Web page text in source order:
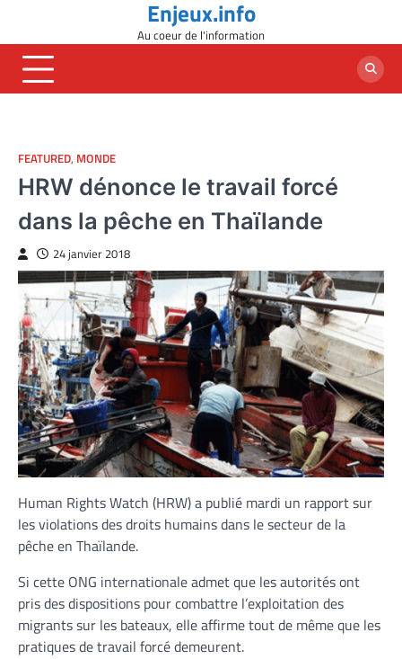
content
Enjeux.info
Au coeur de l'information
FEATURED, MONDE
HRW dénonce le travail forcé
dans la pêche en Thaïlande
24 janvier 2018
Human Rights Watch (HRW) a publié mardi un rapport sur
les violations des droits humains dans le secteur de la
pêche en Thaïlande.
Si cette ONG internationale admet que les autorités ont
pris des dispositions pour combattre l’exploitation des
migrants sur les bateaux, elle affirme tout de même que les
pratiques de travail forcé demeurent.